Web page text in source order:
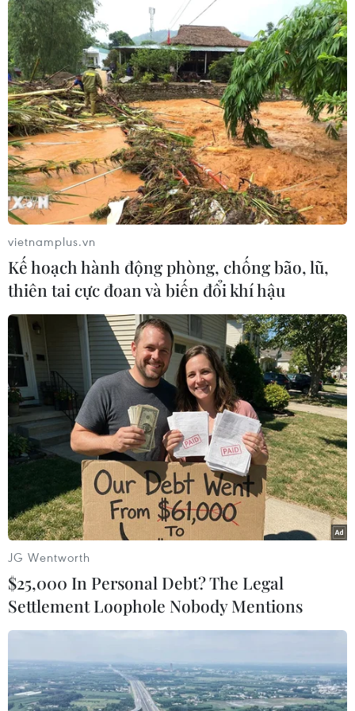
#Bão số 1 #Mưa lũ #Sơ tán dân Nghệ An
Theo dõi VietnamPlus
TIN LIÊN QUAN
Trong 24-48 giờ tới, bão số 7 suy yếu
vietnamplus.vn
Kế hoạch hành động phòng, chống bão, lũ,
thiên tai cực đoan và biến đổi khí hậu
JG Wentworth
$25,000 In Personal Debt? The Legal
Settlement Loophole Nobody Mentions